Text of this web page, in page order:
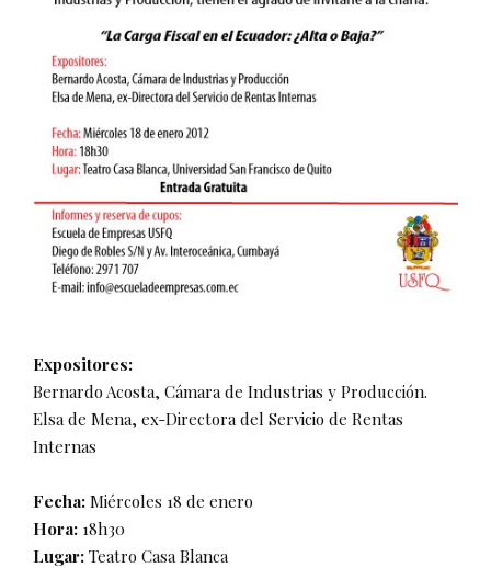
Expositores:
Bernardo Acosta, Cámara de Industrias y Producción.
Elsa de Mena, ex-Directora del Servicio de Rentas
Internas
Fecha: Miércoles 18 de enero
Hora: 18h30
Lugar: Teatro Casa Blanca